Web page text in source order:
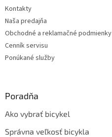
Kontakty
Naša predajňa
Obchodné a reklamačné podmienky
Cenník servisu
Ponúkané služby
Poradňa
Ako vybrať bicykel
Správna veľkosť bicykla